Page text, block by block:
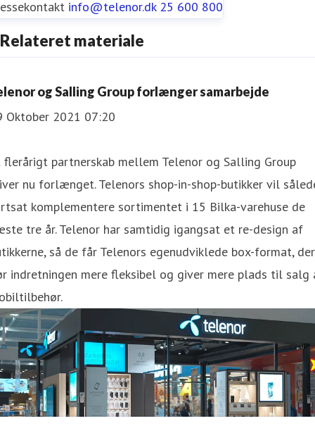
info@telenor.dk 25 600 800
Relateret materiale
og Salling Group forlænger samarbejde
Oktober 2021 07:20
flerårigt partnerskab mellem Telenor og Salling Group
nu forlænget. Telenors shop-in-shop-butikker vil
komplementere sortimentet i 15 Bilka-varehuse de
tre år. Telenor har samtidig igangsat et re-design af
så de får Telenors egenudviklede box-format, der
indretningen mere fleksibel og giver mere plads til salg